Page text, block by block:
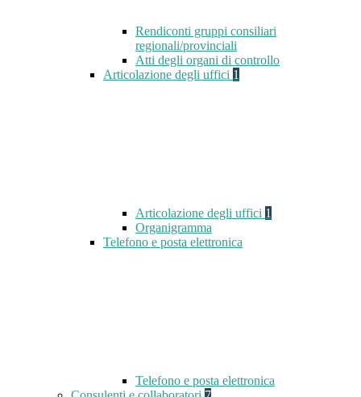
Rendiconti gruppi consiliari
regionali/provinciali
Atti degli organi di controllo
Articolazione degli uffici 1
Articolazione degli uffici 1
Organigramma
Telefono e posta elettronica
Telefono e posta elettronica